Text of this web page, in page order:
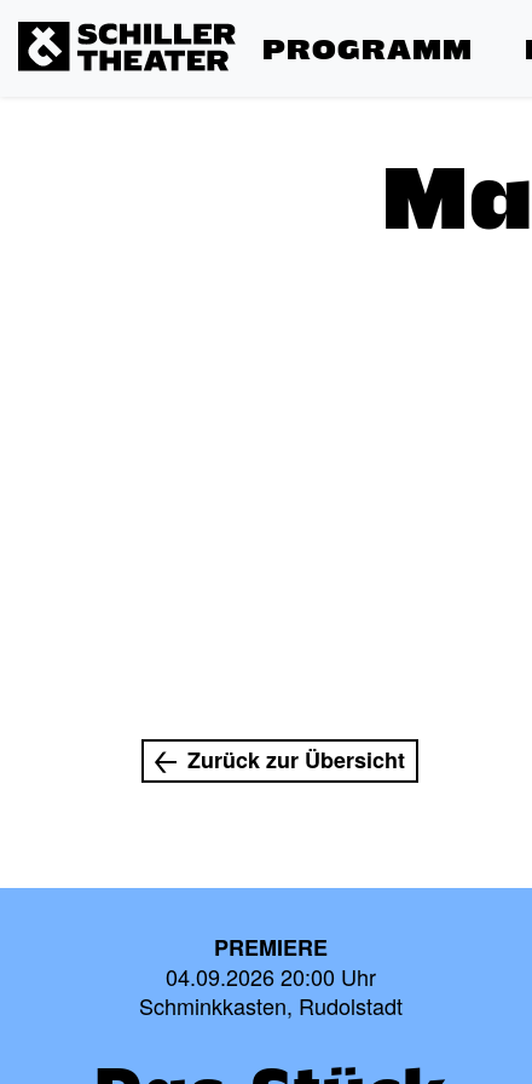
PROGRAMM
Zurück zur Übersicht
PREMIERE
04.09.2026 20:00 Uhr
Schminkkasten, Rudolstadt